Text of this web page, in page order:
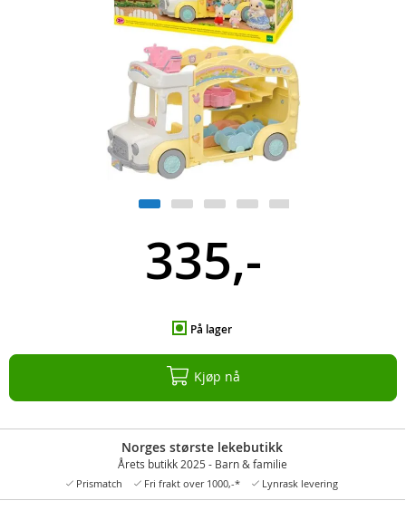
335,-
På lager
Kjøp nå
Norges største lekebutikk
Årets butikk 2025 - Barn & familie
Prismatch Fri frakt over 1000,-* Lynrask levering